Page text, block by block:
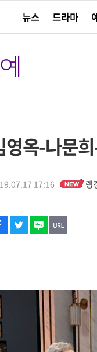
뉴스
드라마
영옥-나문
17:16 랭
스북
터
버
복사
게보기
게보기
박스